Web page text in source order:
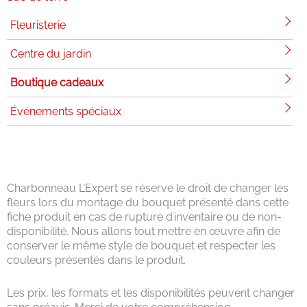
Fleuristerie
Centre du jardin
Boutique cadeaux
Événements spéciaux
Charbonneau L’Expert se réserve le droit de changer les
fleurs lors du montage du bouquet présenté dans cette
fiche produit en cas de rupture d’inventaire ou de non-
disponibilité. Nous allons tout mettre en œuvre afin de
conserver le même style de bouquet et respecter les
couleurs présentés dans le produit.
Les prix, les formats et les disponibilités peuvent changer